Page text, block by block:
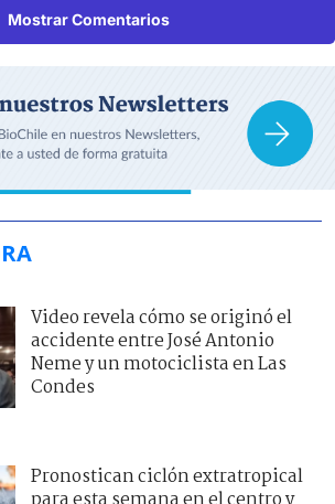
Mostrar Comentarios
Video revela cómo se originó el
accidente entre José Antonio
Neme y un motociclista en Las
Condes
Pronostican ciclón extratropical